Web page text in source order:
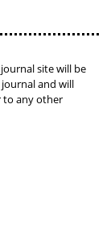
site will be
and will
to any other